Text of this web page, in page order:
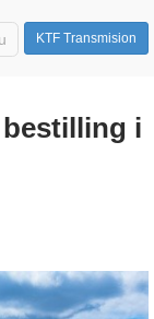
KTF Transmision
i